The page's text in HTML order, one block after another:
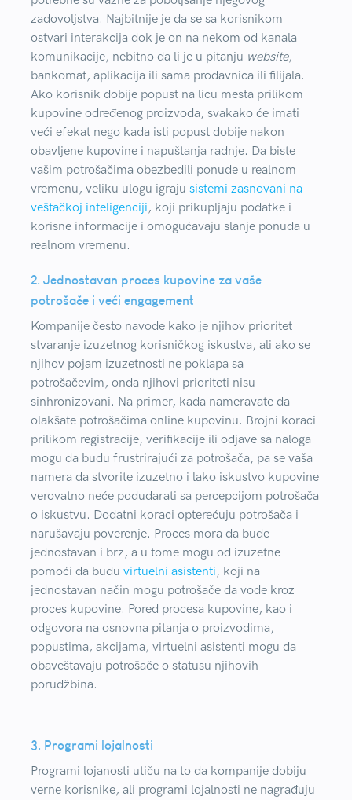
zadovoljstva. Najbitnije je da se sa korisnikom
ostvari interakcija dok je on na nekom od kanala
komunikacije, nebitno da li je u pitanju website,
bankomat, aplikacija ili sama prodavnica ili filijala.
Ako korisnik dobije popust na licu mesta prilikom
kupovine određenog proizvoda, svakako će imati
veći efekat nego kada isti popust dobije nakon
obavljene kupovine i napuštanja radnje. Da biste
vašim potrošačima obezbedili ponude u realnom
vremenu, veliku ulogu igraju sistemi zasnovani na
veštačkoj inteligenciji, koji prikupljaju podatke i
korisne informacije i omogućavaju slanje ponuda u
realnom vremenu.
2. Jednostavan proces kupovine za vaše
potrošače i veći engagement
Kompanije često navode kako je njihov prioritet
stvaranje izuzetnog korisničkog iskustva, ali ako se
njihov pojam izuzetnosti ne poklapa sa
potrošačevim, onda njihovi prioriteti nisu
sinhronizovani. Na primer, kada nameravate da
olakšate potrošačima online kupovinu. Brojni koraci
prilikom registracije, verifikacije ili odjave sa naloga
mogu da budu frustrirajući za potrošača, pa se vaša
namera da stvorite izuzetno i lako iskustvo kupovine
verovatno neće podudarati sa percepcijom potrošača
o iskustvu. Dodatni koraci opterećuju potrošača i
narušavaju poverenje. Proces mora da bude
jednostavan i brz, a u tome mogu od izuzetne
pomoći da budu virtuelni asistenti, koji na
jednostavan način mogu potrošače da vode kroz
proces kupovine. Pored procesa kupovine, kao i
odgovora na osnovna pitanja o proizvodima,
popustima, akcijama, virtuelni asistenti mogu da
obaveštavaju potrošače o statusu njihovih
porudžbina.
3. Programi lojalnosti
Programi lojanosti utiču na to da kompanije dobiju
verne korisnike, ali programi lojalnosti ne nagrađuju